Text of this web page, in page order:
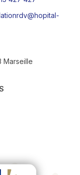
Marseille